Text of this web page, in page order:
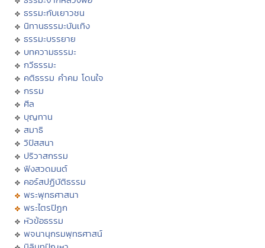
ธรรมะกับเยาวชน
นิทานธรรมะบันเทิง
ธรรมะบรรยาย
บทความธรรมะ
กวีธรรมะ
คติธรรม คำคม โดนใจ
กรรม
ศีล
บุญทาน
สมาธิ
วิปัสสนา
ปริวาสกรรม
ฟังสวดมนต์
คอร์สปฏิบัติธรรม
พระพุทธศาสนา
พระไตรปิฏก
หัวข้อธรรม
พจนานุกรมพุทธศาสน์